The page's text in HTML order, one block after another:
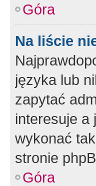
Góra
Na liście
języka lub
zapytać
interesuje a
wykonać
stronie
Góra